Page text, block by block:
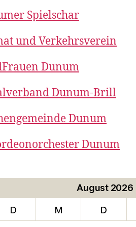
Spielschar
und Verkehrsverein
Dunum
Dunum-Brill
Dunum
Dunum
August 2026
D M D